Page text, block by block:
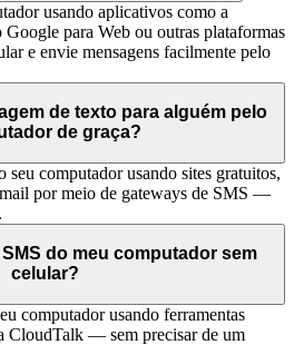
usando aplicativos como a
para Web ou outras plataformas
e envie mensagens facilmente pelo
de texto para alguém pelo
de graça?
computador usando sites gratuitos,
por meio de gateways de SMS —
do meu computador sem
celular?
computador usando ferramentas
CloudTalk — sem precisar de um